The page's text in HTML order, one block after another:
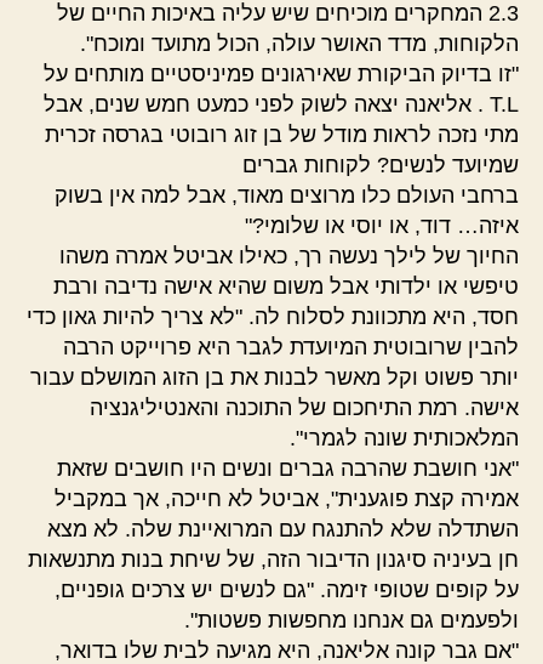
2.3 המחקרים מוכיחים שיש עליה באיכות החיים של
הלקוחות, מדד האושר עולה, הכול מתועד ומוכח".
"זו בדיוק הביקורת שאירגונים פמיניסטיים מותחים על
T.L . אליאנה יצאה לשוק לפני כמעט חמש שנים, אבל
מתי נזכה לראות מודל של בן זוג רובוטי בגרסה זכרית
שמיועד לנשים? לקוחות גברים
ברחבי העולם כלו מרוצים מאוד, אבל למה אין בשוק
איזה… דוד, או יוסי או שלומי?"
החיוך של לילך נעשה רך, כאילו אביטל אמרה משהו
טיפשי או ילדותי אבל משום שהיא אישה נדיבה ורבת
חסד, היא מתכוונת לסלוח לה. "לא צריך להיות גאון כדי
להבין שרובוטית המיועדת לגבר היא פרוייקט הרבה
יותר פשוט וקל מאשר לבנות את בן הזוג המושלם עבור
אישה. רמת התיחכום של התוכנה והאנטיליגנציה
המלאכותית שונה לגמרי".
"אני חושבת שהרבה גברים ונשים היו חושבים שזאת
אמירה קצת פוגענית", אביטל לא חייכה, אך במקביל
השתדלה שלא להתנגח עם המרואיינת שלה. לא מצא
חן בעיניה סיגנון הדיבור הזה, של שיחת בנות מתנשאות
על קופים שטופי זימה. "גם לנשים יש צרכים גופניים,
ולפעמים גם אנחנו מחפשות פשטות".
"אם גבר קונה אליאנה, היא מגיעה לבית שלו בדואר,